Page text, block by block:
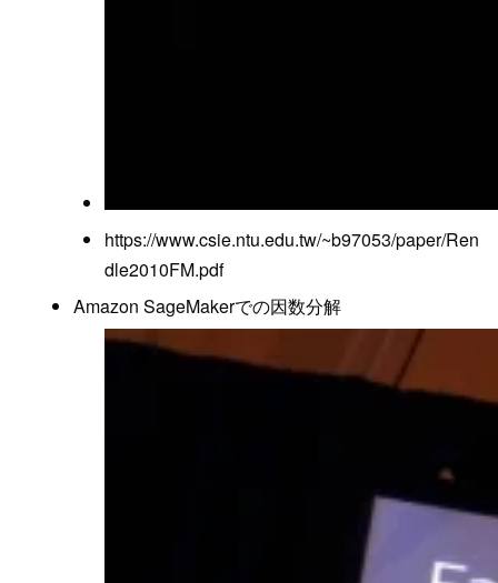
https://www.csie.ntu.edu.tw/~b97053/paper/Ren
dle2010FM.pdf
Amazon SageMakerでの因数分解